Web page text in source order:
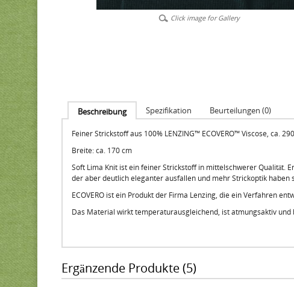
Click image for Gallery
Beschreibung Spezifikation Beurteilungen (0)
Feiner Strickstoff aus 100% LENZING™ ECOVERO™ Viscose, ca.
Breite: ca. 170 cm
Soft Lima Knit ist ein feiner Strickstoff in mittelschwerer Qualität.
der aber deutlich eleganter ausfallen und mehr Strickoptik haben
ECOVERO ist ein Produkt der Firma Lenzing, die ein Verfahren
Das Material wirkt temperaturausgleichend, ist atmungsaktiv
Ergänzende Produkte (5)